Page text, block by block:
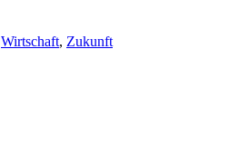
Wirtschaft, Zukunft